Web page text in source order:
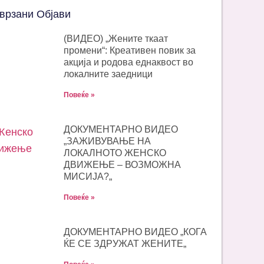
Објави
(ВИДЕО) „Жените ткаат
промени“: Креативен повик за
акција и родова еднаквост во
локалните заедници
Повеќе »
ДОКУМЕНТАРНО ВИДЕО
„ЗАЖИВУВАЊЕ НА
ЛОКАЛНОТО ЖЕНСКО
ДВИЖЕЊЕ – ВОЗМОЖНА
МИСИЈА?„
Повеќе »
ДОКУМЕНТАРНО ВИДЕО „КОГА
ЌЕ СЕ ЗДРУЖАТ ЖЕНИТЕ„